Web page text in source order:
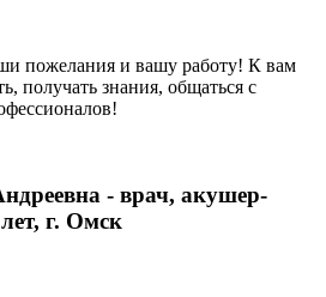
пожелания и вашу работу! К вам
получать знания, общаться с
- врач, акушер-
г. Омск